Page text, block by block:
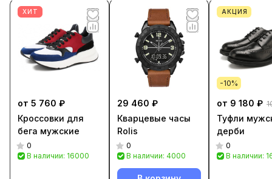
ХИТ
от 5 760 ₽
Кроссовки для
бега мужские
0
В наличии: 16000
29 460 ₽
Кварцевые часы
Rolis
0
В наличии: 4000
АКЦИЯ
-10%
от 9 180 ₽
Туфли
дерби
0
В наличии: